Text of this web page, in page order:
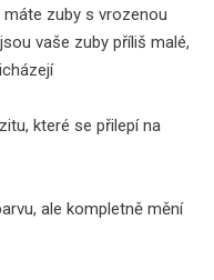
zuby s vrozenou
vaše zuby příliš malé,
které se přilepí na
ale kompletně mění